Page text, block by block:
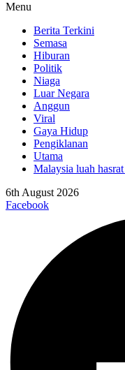
Menu
Berita Terkini
Semasa
Hiburan
Politik
Niaga
Luar Negara
Anggun
Viral
Gaya Hidup
Pengiklanan
Utama
Malaysia luah
6th August 2026
Facebook